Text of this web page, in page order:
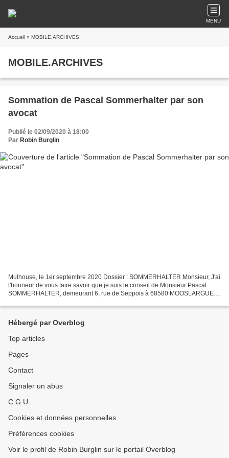
MENU
Accueil » MOBILE.ARCHIVES
MOBILE.ARCHIVES
Sommation de Pascal Sommerhalter par son
avocat
Publié le 02/09/2020 à 18:00
Par Robin Burglin
Mulhouse, le 1er septembre 2020 Dossier : SOMMERHALTER Monsieur, J'ai
l'honneur de vous faire savoir que je suis le conseil de Monsieur Pascal
SOMMERHALTER, demeurant 6, rue de Seppois à 68580 MOOSLARGUE.
Hébergé par Overblog
Top articles
Pages
Contact
Signaler un abus
C.G.U.
Cookies et données personnelles
Préférences cookies
Voir le profil de Robin Burglin sur le portail Overblog